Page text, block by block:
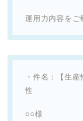
運用力内容をご
・件名：【生
性
○○様